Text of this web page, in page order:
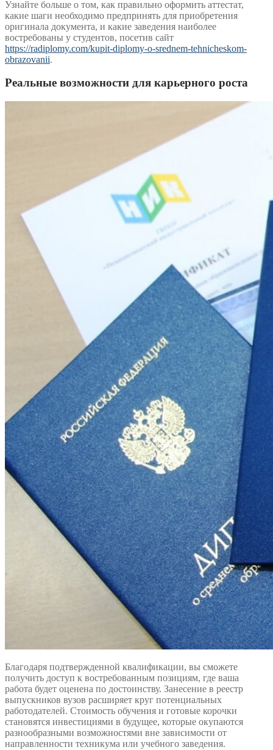
Узнайте больше о том, как правильно оформить аттестат,
какие шаги необходимо предпринять для приобретения
оригинала документа, и какие заведения наиболее
востребованы у студентов, посетив сайт
https://radiplomy.com/kupit-diplomy-o-srednem-tehnicheskom-
obrazovanii.
Реальные возможности для карьерного роста
Благодаря подтвержденной квалификации, вы сможете
получить доступ к востребованным позициям, где ваша
работа будет оценена по достоинству. Занесение в реестр
выпускников вузов расширяет круг потенциальных
работодателей. Стоимость обучения и готовые корочки
становятся инвестициями в будущее, которые окупаются
разнообразными возможностями вне зависимости от
направленности техникума или учебного заведения.